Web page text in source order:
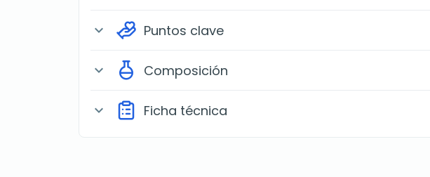
expand_more Puntos clave
expand_more Composición
expand_more Ficha técnica